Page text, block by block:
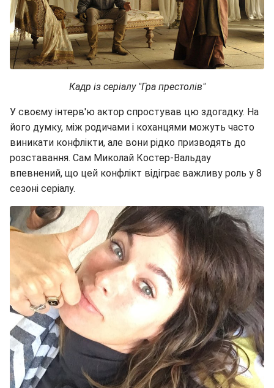
Кадр із серіалу "Гра престолів"
У своєму інтерв'ю актор спростував цю здогадку. На
його думку, між родичами і коханцями можуть часто
виникати конфлікти, але вони рідко призводять до
розставання. Сам Миколай Костер-Вальдау
впевнений, що цей конфлікт відіграє важливу роль у 8
сезоні серіалу.